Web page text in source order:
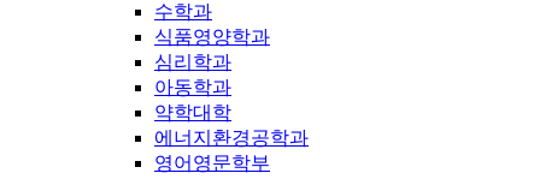
수학과
식품영양학과
심리학과
아동학과
약학대학
에너지환경공학과
영어영문학부